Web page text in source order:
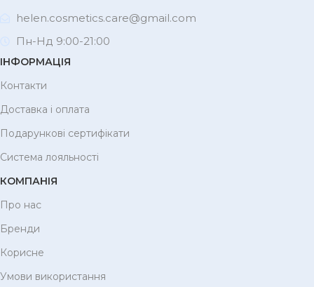
helen.cosmetics.care@gmail.com
Пн-Нд 9:00-21:00
ІНФОРМАЦІЯ
Контакти
Доставка і оплата
Подарункові сертифікати
Система лояльності
КОМПАНІЯ
Про нас
Бренди
Корисне
Умови використання